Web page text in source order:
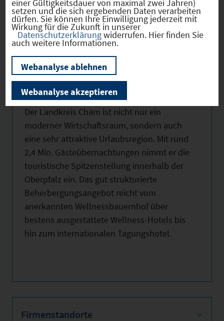
er das Ziel, jedes Gebäude mit einem
gigabitfähigen Breitbandanschluss zu
versorgen. Derzeit führt er eine der
deutschlandweit größten Glasfaser-
Ausbaumaßnahmen durch.
Attraktives Urlaubs- und Freizeitangebot
Der Landkreis Cham ist nicht nur ein
moderner Wirtschaftsraum, sondern auch
eine sehr attraktive Urlaubsregion. Mit rund
2,4 Mio. Gästeübernachtungen nimmt er die
touristische Spitzenstellung innerhalb der
Oberpfalz ein. Das gut strukturierte
Beherbergungsangebot reicht vom
anerkannten Wellnessbauernhof über
bestens ausgestattete Wellness-Hotels bis
hin zum internationalen Tagungshotel.
Firmenstandorte
einer Gültigkeitsdauer von maximal zwei Jahren)
setzen und die sich ergebenden Daten verarbeiten
dürfen. Sie können Ihre Einwilligung jederzeit mit
Wirkung für die Zukunft in unserer
Datenschutzerklärungwiderrufen. Hier finden Sie
auch weitere Informationen.
Webanalyse ablehnen
Webanalyse akzeptieren